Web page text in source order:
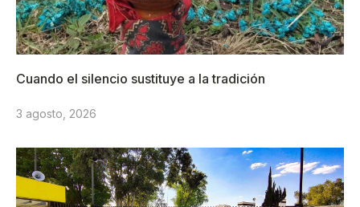
Cuando el silencio sustituye a la tradición
3 agosto, 2026